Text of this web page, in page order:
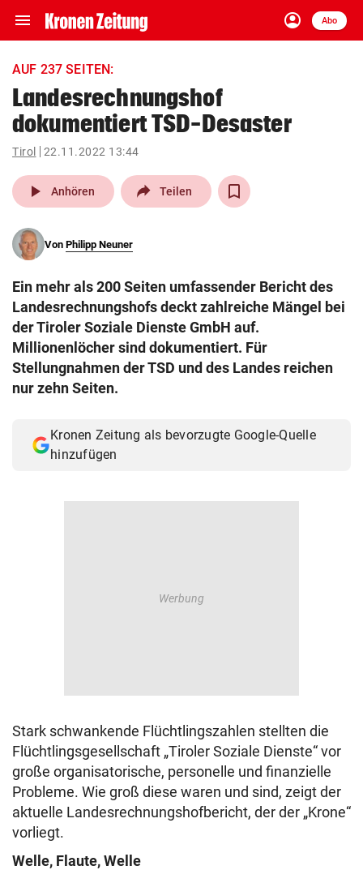
menu Navigation
ein-/ausklappen
account_circle
Anmelden
Abo
close Schließen
account_circle Anmelden
arrow_right
pin_drop
Wien arrow_right
search
eingeben
© Krone Multimedia GmbH & Co KG 2026
Muthgasse 2, 1190 Wien
AUF 237 SEITEN:
Landesrechnungshof
dokumentiert TSD-Desaster
Tirol 22.11.2022 13:44
play_arrow Anhören Teilen
Von Philipp Neuner
Ein mehr als 200 Seiten umfassender Bericht des
Landesrechnungshofs deckt zahlreiche Mängel bei
der Tiroler Soziale Dienste GmbH auf.
Millionenlöcher sind dokumentiert. Für
Stellungnahmen der TSD und des Landes reichen
nur zehn Seiten.
Kronen Zeitung als bevorzugte Google-Quelle
hinzufügen
Stark schwankende Flüchtlingszahlen stellten die
Flüchtlingsgesellschaft „Tiroler Soziale Dienste“ vor
große organisatorische, personelle und finanzielle
Probleme. Wie groß diese waren und sind, zeigt der
aktuelle Landesrechnungshofbericht, der der „Krone“
vorliegt.
Welle, Flaute, Welle